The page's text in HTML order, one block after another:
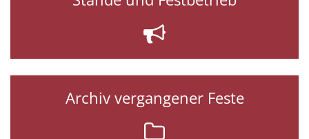
Archiv vergangener Feste